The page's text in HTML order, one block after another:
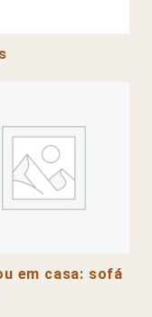
em casa: sofá